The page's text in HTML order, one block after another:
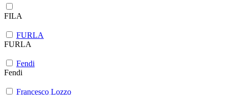
FILA
FURLA
FURLA
Fendi
Fendi
Francesco Lozzo